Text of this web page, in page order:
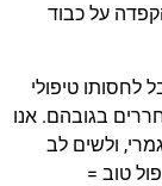
על כבוד
לחסותו טיפולי
בגובהם. אנו
ולשים לב
טוב =